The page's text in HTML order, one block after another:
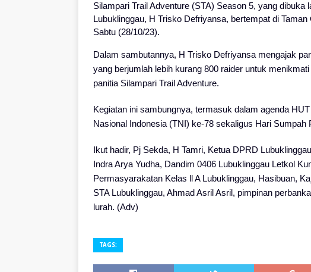
Silampari Trail Adventure (STA) Season 5, yang dibuka
Lubuklinggau, H Trisko Defriyansa, bertempat di
Sabtu (28/10/23).
Dalam sambutannya, H Trisko Defriyansa mengajak
yang berjumlah lebih kurang 800 raider untuk
panitia Silampari Trail Adventure.
Kegiatan ini sambungnya, termasuk dalam agenda
Nasional Indonesia (TNI) ke-78 sekaligus Hari Sumpah
Ikut hadir, Pj Sekda, H Tamri, Ketua DPRD
Indra Arya Yudha, Dandim 0406 Lubuklinggau Letkol
Permasyarakatan Kelas ll A Lubuklinggau, Hasibuan,
STA Lubuklinggau, Ahmad Asril Asril, pimpinan
lurah. (Adv)
TAGS: